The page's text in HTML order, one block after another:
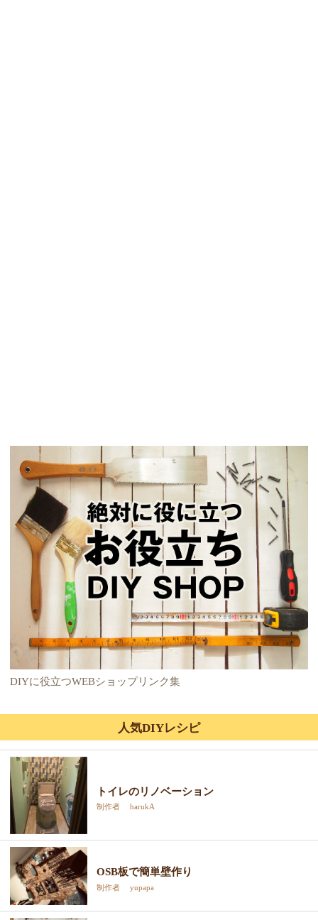
DIYに役立つWEBショップリンク集
人気DIYレシピ
トイレのリノベーション
制作者 harukA
OSB板で簡単壁作り
制作者 yupapa